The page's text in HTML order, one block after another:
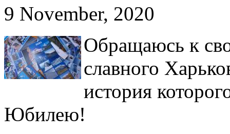
9 November, 2020
Обращаюсь к
славного
история
Юбилею!